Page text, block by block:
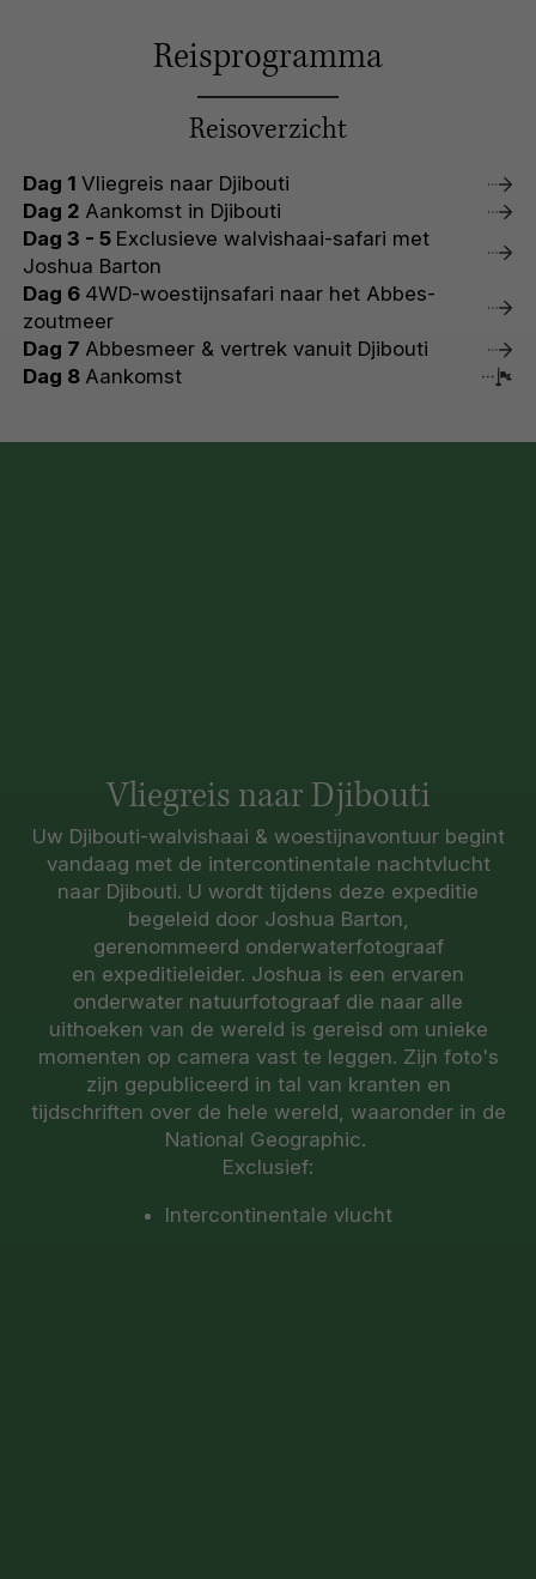
Reisprogramma
Reisoverzicht
Dag 1 Vliegreis naar Djibouti
Dag 2 Aankomst in Djibouti
Dag 3 - 5 Exclusieve walvishaai-safari met
Joshua Barton
Dag 6 4WD-woestijnsafari naar het Abbes-
zoutmeer
Dag 7 Abbesmeer & vertrek vanuit Djibouti
Dag 8 Aankomst
Vliegreis naar Djibouti
Uw Djibouti-walvishaai & woestijnavontuur begint
vandaag met de intercontinentale nachtvlucht
naar Djibouti. U wordt tijdens deze expeditie
begeleid door Joshua Barton,
gerenommeerd onderwaterfotograaf
en expeditieleider. Joshua is een ervaren
onderwater natuurfotograaf die naar alle
uithoeken van de wereld is gereisd om unieke
momenten op camera vast te leggen. Zijn foto's
zijn gepubliceerd in tal van kranten en
tijdschriften over de hele wereld, waaronder in de
National Geographic.
Exclusief:
Intercontinentale vlucht